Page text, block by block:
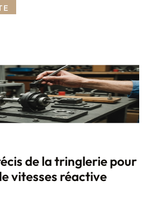
de la tringlerie pour
vitesses réactive